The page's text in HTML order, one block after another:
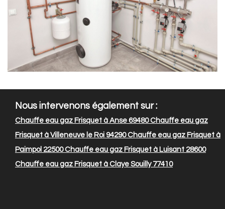
Nous intervenons également sur :
Chauffe eau gaz Frisquet à Anse 69480Chauffe eau gaz
Frisquet à Villeneuve le Roi 94290Chauffe eau gaz Frisquet à
Paimpol 22500Chauffe eau gaz Frisquet à Luisant 28600
Chauffe eau gaz Frisquet à Claye Souilly 77410